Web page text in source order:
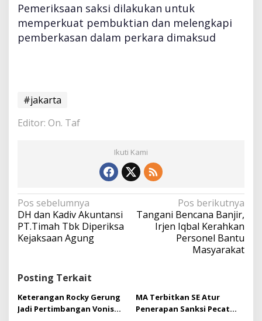
Pemeriksaan saksi dilakukan untuk
memperkuat pembuktian dan melengkapi
pemberkasan dalam perkara dimaksud
#jakarta
Editor: On. Taf
Ikuti Kami
N
a
v
i
i
p
o
s
Pos sebelumnya
DH dan Kadiv Akuntansi
PT.Timah Tbk Diperiksa
Kejaksaan Agung
Pos berikutnya
Tangani Bencana Banjir,
Irjen Iqbal Kerahkan
Personel Bantu
Masyarakat
Posting Terkait
Keterangan Rocky Gerung
Jadi Pertimbangan Vonis
MA Terbitkan SE Atur
Penerapan Sanksi Pecat